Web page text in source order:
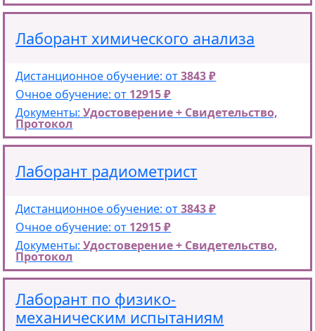
Лаборант химического анализа
Дистанционное обучение: от3843 ₽
Очное обучение: от 12915 ₽
Документы:Удостоверение + Свидетельство,
Протокол
Лаборант радиометрист
Дистанционное обучение: от3843 ₽
Очное обучение: от 12915 ₽
Документы:Удостоверение + Свидетельство,
Протокол
Лаборант по физико-
механическим испытаниям